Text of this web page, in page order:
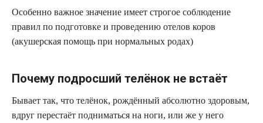
Особенно важное значение имеет строгое соблюдение
правил по подготовке и проведению отелов коров
(акушерская помощь при нормальных родах)
Почему подросший телёнок не встаёт
Бывает так, что телёнок, рождённый абсолютно здоровым,
вдруг перестаёт подниматься на ноги, или же у него